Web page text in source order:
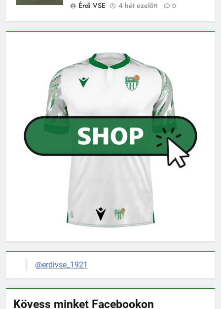
Érdi VSE
4 hét ezelőtt 0
@erdivse_1921
Kövess minket Facebookon